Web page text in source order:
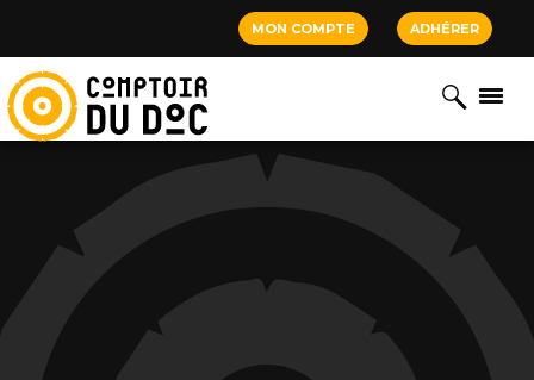
MON COMPTE ADHÉRER
Cookies management panel